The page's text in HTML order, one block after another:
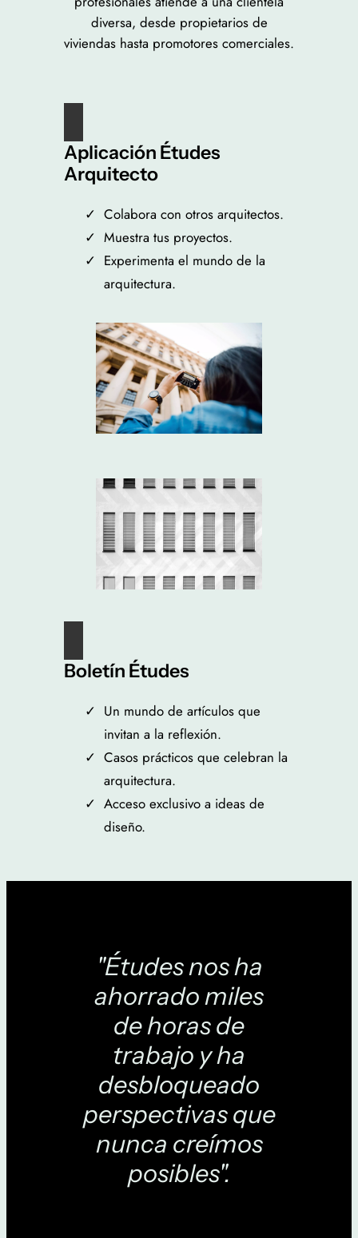
diversa, desde propietarios de
viviendas hasta promotores comerciales.
Aplicación Études
Arquitecto
Colabora con otros arquitectos.
Muestra tus proyectos.
Experimenta el mundo de la
arquitectura.
Boletín Études
Un mundo de artículos que
invitan a la reflexión.
Casos prácticos que celebran la
arquitectura.
Acceso exclusivo a ideas de
diseño.
"Études nos ha
ahorrado miles
de horas de
trabajo y ha
desbloqueado
perspectivas que
nunca creímos
posibles".